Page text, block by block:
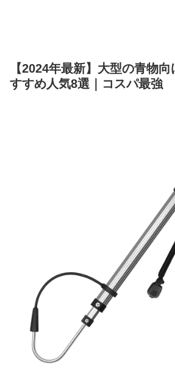
【2024年最新】大型の青物
すすめ人気8選｜コスパ最強